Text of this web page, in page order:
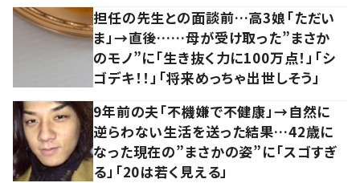
担任の先生との面談前…高3娘「ただい
ま」→直後……母が受け取った”まさか
のモノ”に「生き抜く力に100万点！」「シ
ゴデキ！！」「将来めっちゃ出世しそう」
9年前の夫「不機嫌で不健康」→自然に
逆らわない生活を送った結果…42歳に
なった現在の”まさかの姿”に「スゴすぎ
る」「20は若く見える」